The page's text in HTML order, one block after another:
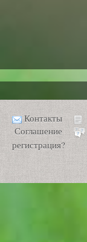
Контакты
Соглашение
регистрация?